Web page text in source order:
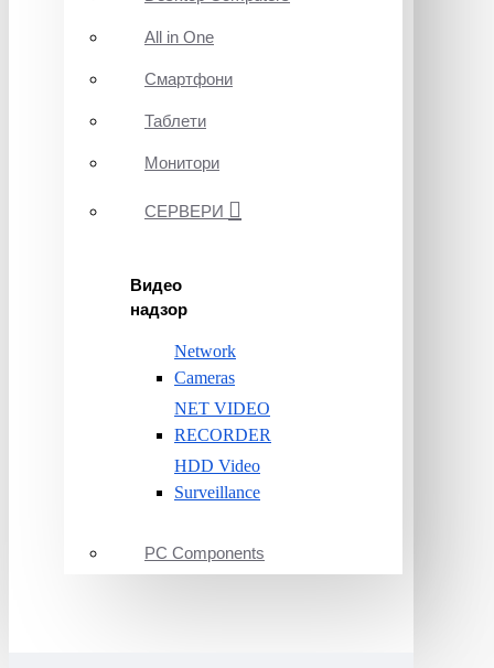
All in One
Смартфони
Таблети
Монитори
СЕРВЕРИ
Видео
надзор
Network
Cameras
NET VIDEO
RECORDER
HDD Video
Surveillance
PC Components